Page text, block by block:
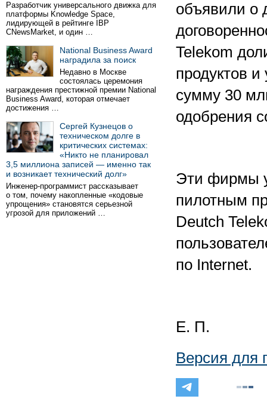
Разработчик универсального движка для
платформы Knowledge Space,
лидирующей в рейтинге IBP
CNewsMarket, и один …
National Business Award
наградила за поиск
Недавно в Москве
состоялась церемония
награждения престижной премии National
Business Award, которая отмечает
достижения …
Сергей Кузнецов о
техническом долге в
критических системах:
«Никто не планировал
3,5 миллиона записей — именно так
и возникает технический долг»
Инженер-программист рассказывает
о том, почему накопленные «кодовые
упрощения» становятся серьезной
угрозой для приложений …
объявили о
Telekom
продуктов
сумму 30
одобрения
Эти фирмы
пилотным
Deutch
по Internet.
Е. П.
Версия для